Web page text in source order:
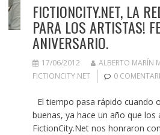
FICTIONCITY.NET, LA
PARA LOS ARTISTAS!
ANIVERSARIO.
17/06/2012
ALBERTO MARÍN
FICTIONCITY.NET
0
El tiempo pasa rápido cuando
buenas, ya hace un año que los
FictionCity.Net nos honraron